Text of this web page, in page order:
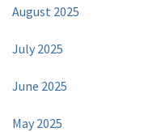
August 2025
July 2025
June 2025
May 2025